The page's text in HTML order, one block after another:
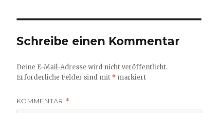
Schreibe einen Kommentar
Deine E-Mail-Adresse wird nicht veröffentlicht.
Erforderliche Felder sind mit * markiert
KOMMENTAR *